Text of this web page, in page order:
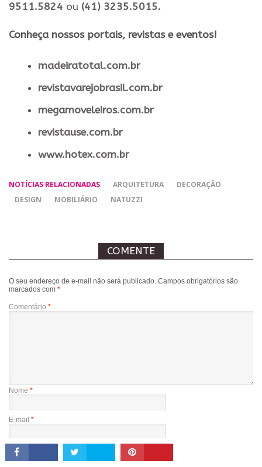
9511.5824 ou (41) 3235.5015.
​Conheça nossos ​portais, revistas e eventos​!
madeiratotal.com.br
revistavarejobrasil.com.br
megamoveleiros.com.br
revistause.com.br
www.hotex.com.br
NOTÍCIAS RELACIONADAS ARQUITETURA
DECORAÇÃO
DESIGN
MOBILIÁRIO NATUZZI
COMENTE
O seu endereço de e-mail não será publicado. Campos obrigatórios são
marcados com *
Comentário *
Nome *
E-mail *
Site